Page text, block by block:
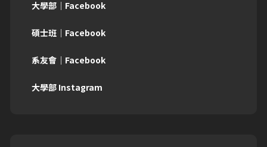
大學部｜Facebook
碩士班｜Facebook
系友會｜Facebook
大學部 Instagram